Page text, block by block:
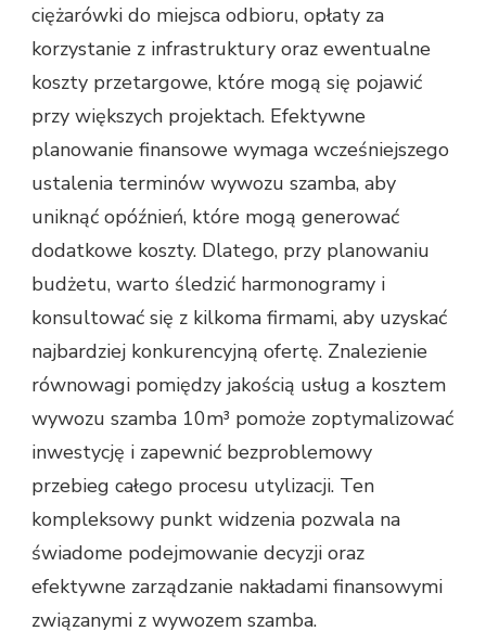
ciężarówki do miejsca odbioru, opłaty za
korzystanie z infrastruktury oraz ewentualne
koszty przetargowe, które mogą się pojawić
przy większych projektach. Efektywne
planowanie finansowe wymaga wcześniejszego
ustalenia terminów wywozu szamba, aby
uniknąć opóźnień, które mogą generować
dodatkowe koszty. Dlatego, przy planowaniu
budżetu, warto śledzić harmonogramy i
konsultować się z kilkoma firmami, aby uzyskać
najbardziej konkurencyjną ofertę. Znalezienie
równowagi pomiędzy jakością usług a kosztem
wywozu szamba 10m³ pomoże zoptymalizować
inwestycję i zapewnić bezproblemowy
przebieg całego procesu utylizacji. Ten
kompleksowy punkt widzenia pozwala na
świadome podejmowanie decyzji oraz
efektywne zarządzanie nakładami finansowymi
związanymi z wywozem szamba.